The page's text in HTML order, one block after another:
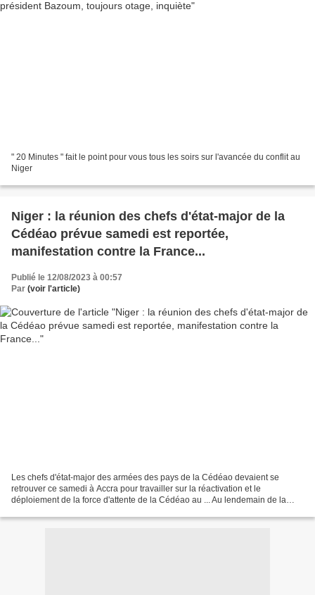
" 20 Minutes " fait le point pour vous tous les soirs sur l'avancée du conflit au
Niger
Niger : la réunion des chefs d'état-major de la
Cédéao prévue samedi est reportée,
manifestation contre la France...
Publié le 12/08/2023 à 00:57
Par (voir l'article)
Les chefs d'état-major des armées des pays de la Cédéao devaient se
retrouver ce samedi à Accra pour travailler sur la réactivation et le
déploiement de la force d'attente de la Cédéao au ... Au lendemain de la